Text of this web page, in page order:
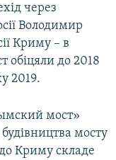
через
Володимир
Криму – в
обіцяли до 2018
2019.
мост»
мосту
Криму складе